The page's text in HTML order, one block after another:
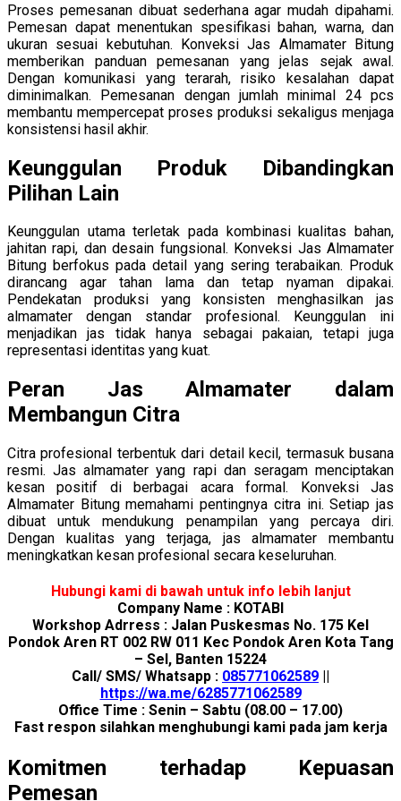
Proses pemesanan dibuat sederhana agar mudah dipahami.
Pemesan dapat menentukan spesifikasi bahan, warna, dan
ukuran sesuai kebutuhan. Konveksi Jas Almamater Bitung
memberikan panduan pemesanan yang jelas sejak awal.
Dengan komunikasi yang terarah, risiko kesalahan dapat
diminimalkan. Pemesanan dengan jumlah minimal 24 pcs
membantu mempercepat proses produksi sekaligus menjaga
konsistensi hasil akhir.
Keunggulan Produk Dibandingkan
Pilihan Lain
Keunggulan utama terletak pada kombinasi kualitas bahan,
jahitan rapi, dan desain fungsional. Konveksi Jas Almamater
Bitung berfokus pada detail yang sering terabaikan. Produk
dirancang agar tahan lama dan tetap nyaman dipakai.
Pendekatan produksi yang konsisten menghasilkan jas
almamater dengan standar profesional. Keunggulan ini
menjadikan jas tidak hanya sebagai pakaian, tetapi juga
representasi identitas yang kuat.
Peran Jas Almamater dalam
Membangun Citra
Citra profesional terbentuk dari detail kecil, termasuk busana
resmi. Jas almamater yang rapi dan seragam menciptakan
kesan positif di berbagai acara formal. Konveksi Jas
Almamater Bitung memahami pentingnya citra ini. Setiap jas
dibuat untuk mendukung penampilan yang percaya diri.
Dengan kualitas yang terjaga, jas almamater membantu
meningkatkan kesan profesional secara keseluruhan.
Hubungi kami di bawah untuk info lebih lanjut
Company Name : KOTABI
Workshop Adrress : Jalan Puskesmas No. 175 Kel
Pondok Aren RT 002 RW 011 Kec Pondok Aren Kota Tang
– Sel, Banten 15224
Call/ SMS/ Whatsapp : 085771062589
https://wa.me/6285771062589
Office Time : Senin – Sabtu (08.00 – 17.00)
Fast respon silahkan menghubungi kami pada jam kerja
Komitmen terhadap Kepuasan
Pemesan